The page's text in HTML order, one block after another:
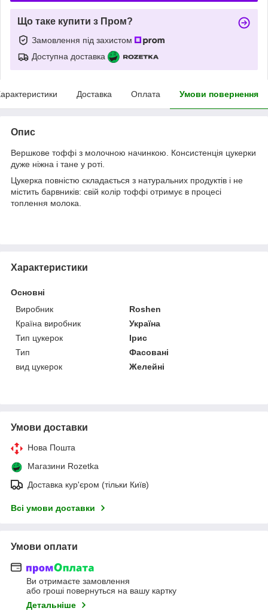
Що таке купити з Пром?
Замовлення під захистом
Доступна доставка
Доставка Оплата Умови повернення
Опис
Вершкове тоффі з молочною начинкою. Консистенція цукерки
дуже ніжна і тане у роті.
Цукерка повністю складається з натуральних продуктів і не
містить барвників: свій колір тоффі отримує в процесі
топлення молока.
Характеристики
Основні
Виробник
Roshen
Країна виробник
Україна
Тип цукерок
Ірис
Тип
Фасовані
вид цукерок
Желейні
Умови доставки
Нова Пошта
Магазини Rozetka
Доставка кур'єром (тільки Київ)
Всі умови доставки
Умови оплати
Ви отримаєте замовлення
або гроші повернуться на вашу картку
Детальніше